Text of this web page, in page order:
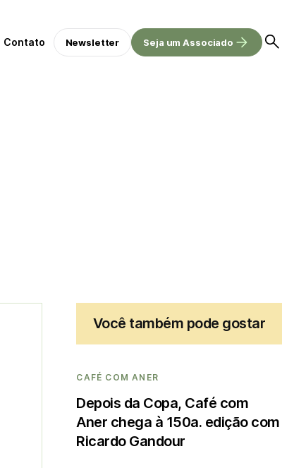
Contato Newsletter Seja um Associado
Você também pode gostar
CAFÉ COM ANER
Depois da Copa, Café com
Aner chega à 150a. edição com
Ricardo Gandour